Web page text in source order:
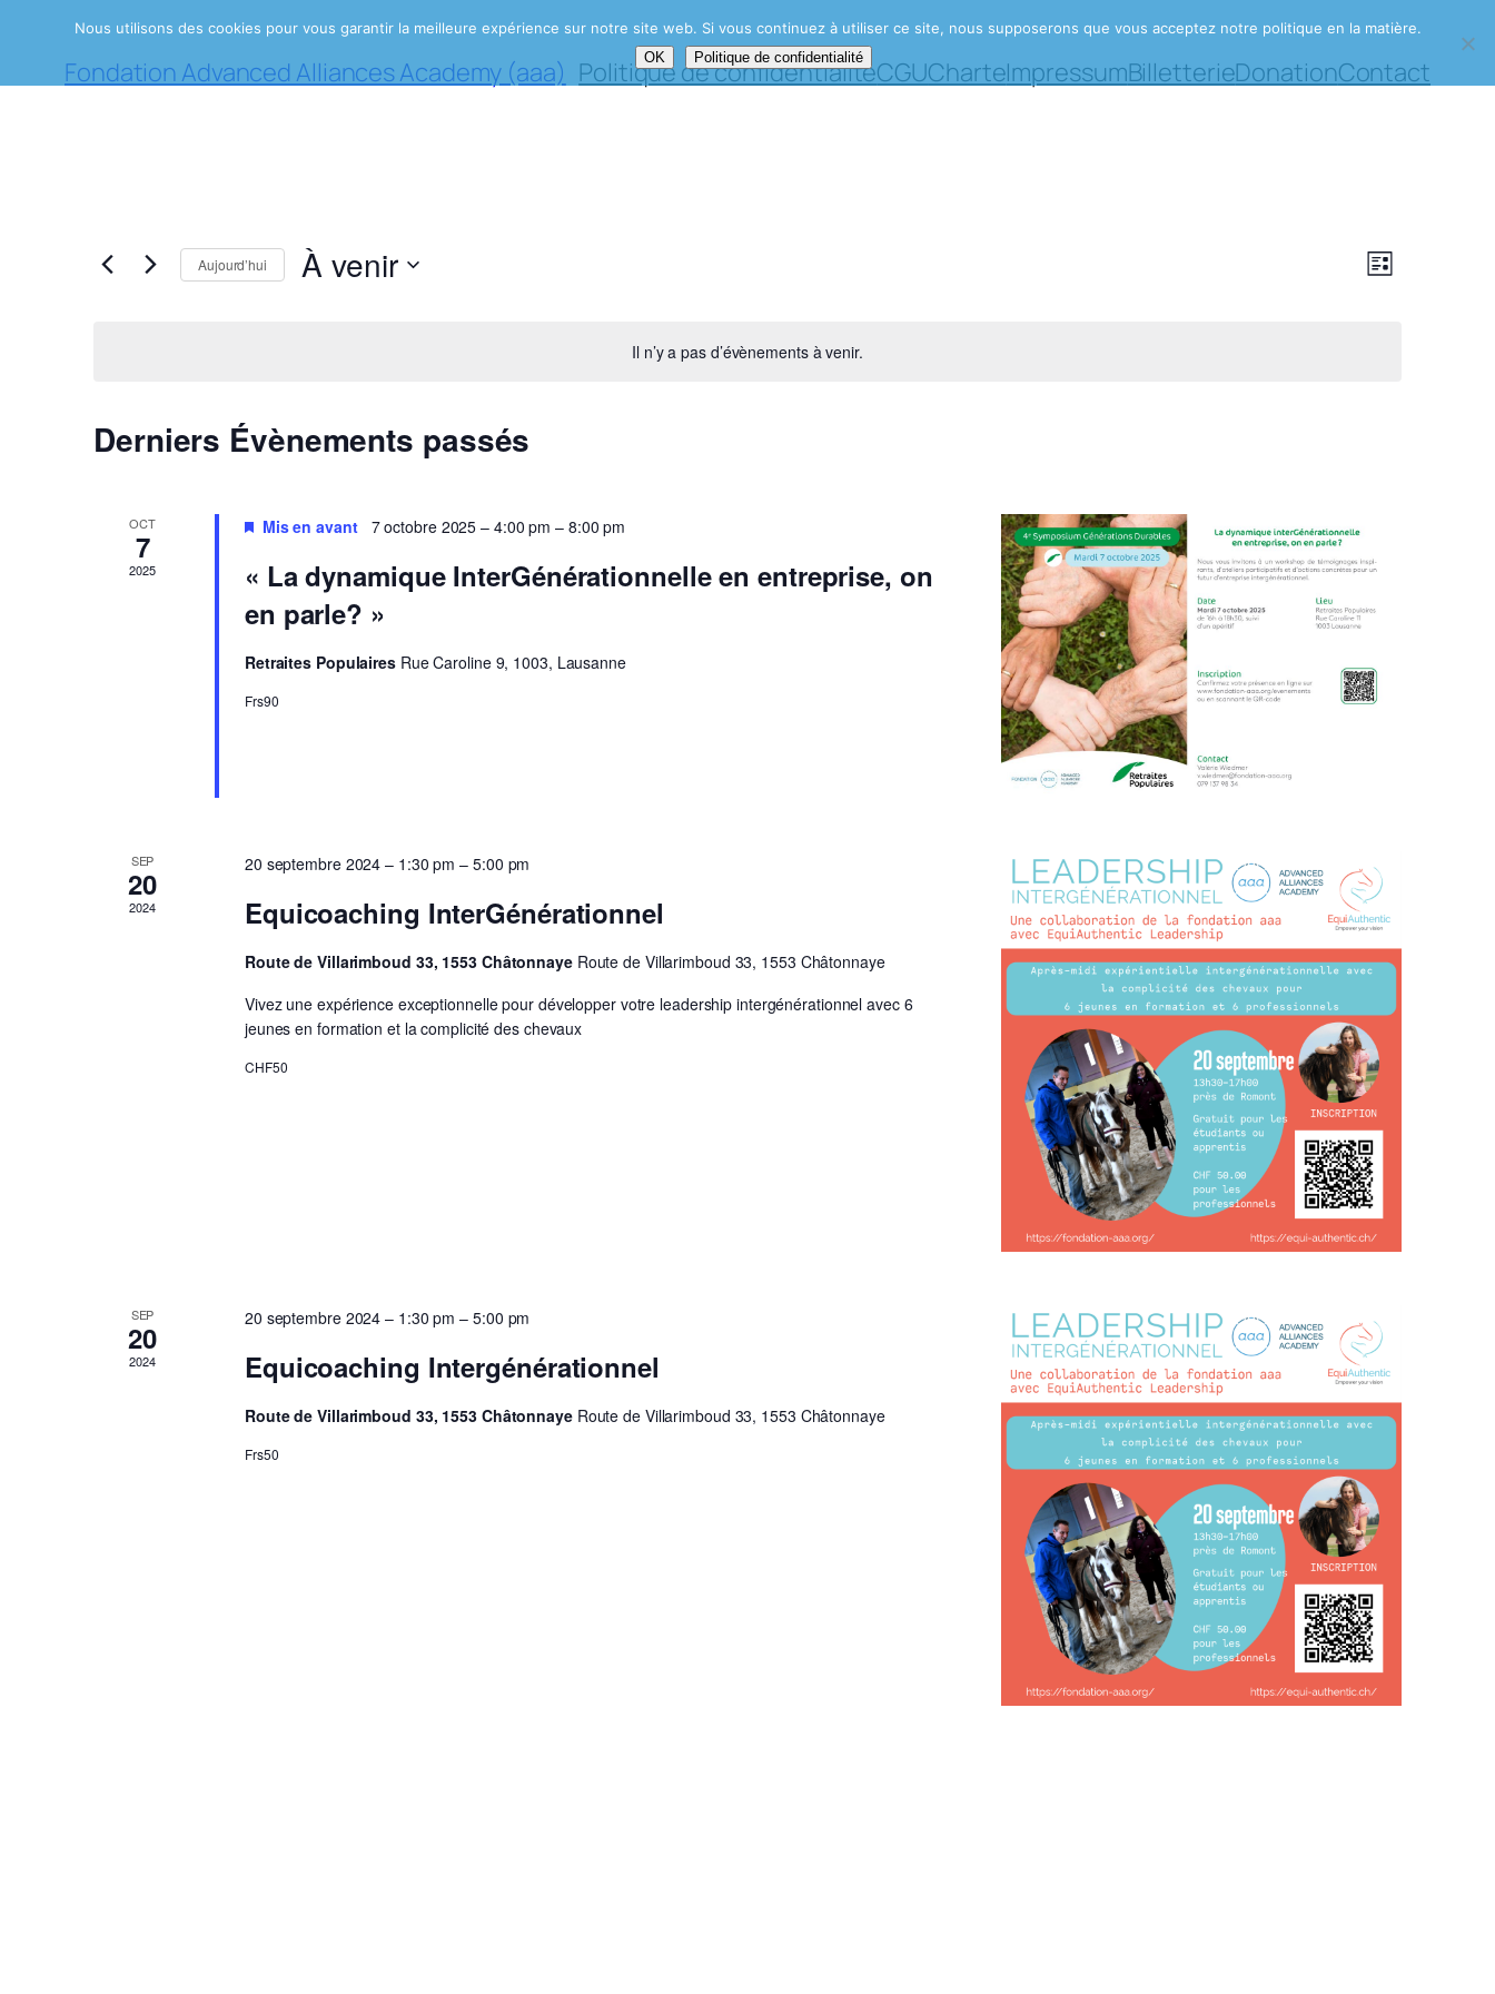
Fondation Advanced Alliances Academy (aaa) Politique de confidentialitéCGUCharteImpressumBilletterieDonationContact
Il n’y a pas d’évènements à venir.
de
Liste
Aujourd’hui À venir
Derniers Évènements passés
OCT
7
2025
Mis en avant 7 octobre 2025 – 4:00 pm – 8:00 pm
« La dynamique InterGénérationnelle en entreprise, on
en parle? »
Retraites Populaires Rue Caroline 9, 1003, Lausanne
Frs90
SEP
20
2024
20 septembre 2024 – 1:30 pm – 5:00 pm
Equicoaching InterGénérationnel
Route de Villarimboud 33, 1553 Châtonnaye Route de Villarimboud 33, 1553 Châtonnaye
Vivez une expérience exceptionnelle pour développer votre leadership intergénérationnel avec 6
jeunes en formation et la complicité des chevaux
CHF50
SEP
20
2024
20 septembre 2024 – 1:30 pm – 5:00 pm
Equicoaching Intergénérationnel
Route de Villarimboud 33, 1553 Châtonnaye Route de Villarimboud 33, 1553 Châtonnaye
Frs50
Nous utilisons des cookies pour vous garantir la meilleure expérience sur notre site web. Si vous continuez à utiliser ce site, nous supposerons que vous acceptez notre politique en la matière.
OK Politique de confidentialité